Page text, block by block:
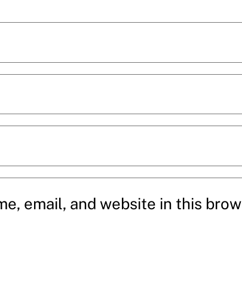
email, and website in this